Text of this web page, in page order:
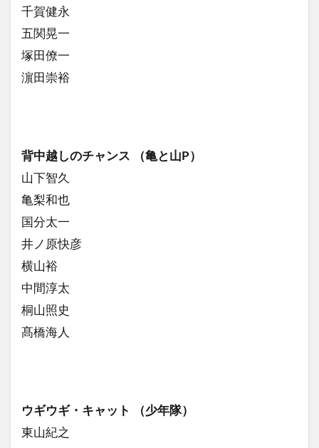
千賀健永
五関晃一
塚田僚一
濵田崇裕
背中越しのチャンス （亀と山P）
山下智久
亀梨和也
国分太一
井ノ原快彦
横山裕
中間淳太
桐山照史
髙橋海人
ウギウギ・キャット （少年隊）
東山紀之